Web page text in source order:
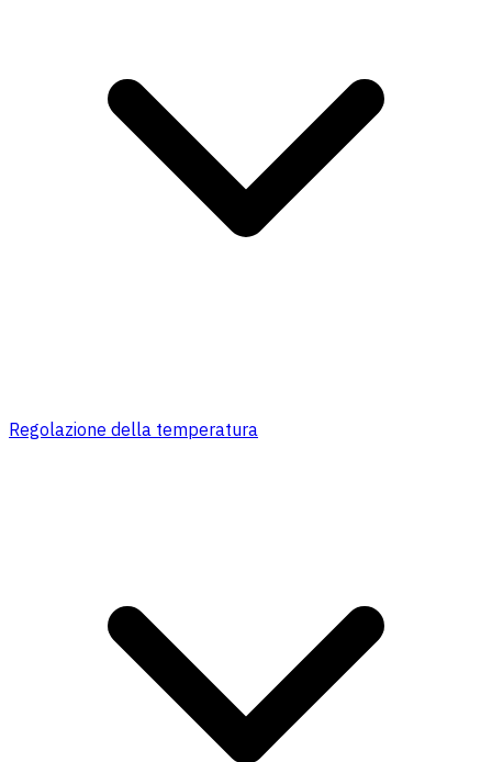
Regolazione della temperatura